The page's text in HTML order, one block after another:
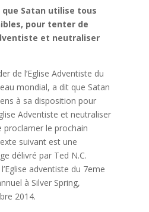
Satan utilise tous
pour tenter de
et neutraliser
de l’Eglise Adventiste du
mondial, a dit que Satan
à sa disposition pour
Adventiste et neutraliser
proclamer le prochain
suivant est une
délivré par Ted N.C.
adventiste du 7eme
à Silver Spring,
2014.